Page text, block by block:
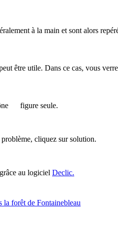
à la main et sont alors
être utile. Dans ce cas, vous
figure seule.
cliquez sur solution.
au logiciel Declic.
la forêt de Fontainebleau